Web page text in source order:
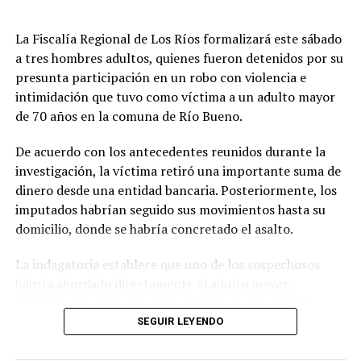
TAGS
SIGUIENTE
Juicio por muerte de perros comunitarios: Los tres
imputados habrían incumplido medidas cautelares
Corte ratificó fallo en contra de armador y patrón de
nave cerquera por operación en la «primera milla»
Redacción Radio Austral
La Fiscalía Regional de Los Ríos formalizará este sábado
a tres hombres adultos, quienes fueron detenidos por su
presunta participación en un robo con violencia e
intimidación que tuvo como víctima a un adulto mayor
de 70 años en la comuna de Río Bueno.
De acuerdo con los antecedentes reunidos durante la
investigación, la víctima retiró una importante suma de
dinero desde una entidad bancaria. Posteriormente, los
imputados habrían seguido sus movimientos hasta su
domicilio, donde se habría concretado el asalto.
La indagatoria establece que uno de los sospechosos
prestando apoyo para ejecutar el delito y facilitar la
SEGUIR LEYENDO